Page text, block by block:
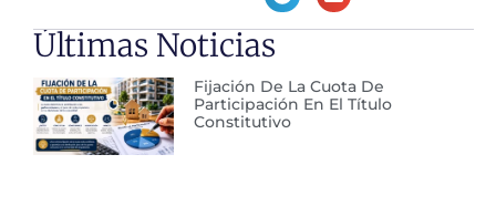
Últimas Noticias
Fijación De La Cuota De
Participación En El Título
Constitutivo